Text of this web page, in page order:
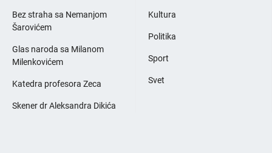
Bez straha sa Nemanjom
Šarovićem
Glas naroda sa Milanom
Milenkovićem
Katedra profesora Zeca
Skener dr Aleksandra Dikića
Kultura
Politika
Sport
Svet